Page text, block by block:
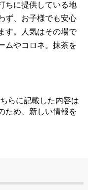
ちに提供している地
ず、お子様でも安心
す。人気はその場で
ムやコロネ。抹茶を
らに記載した内容は
ため、新しい情報を